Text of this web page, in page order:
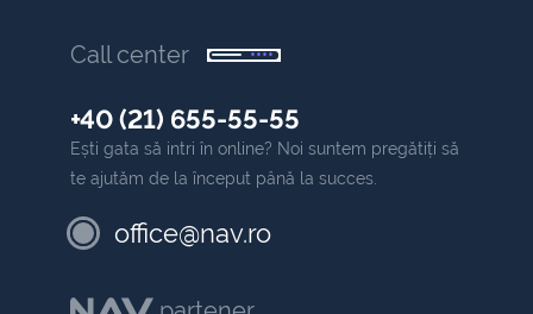
Call center
+40 (21) 655-55-55
Ești gata să intri în online? Noi suntem pregătiți să
te ajutăm de la început până la succes.
office@nav.ro